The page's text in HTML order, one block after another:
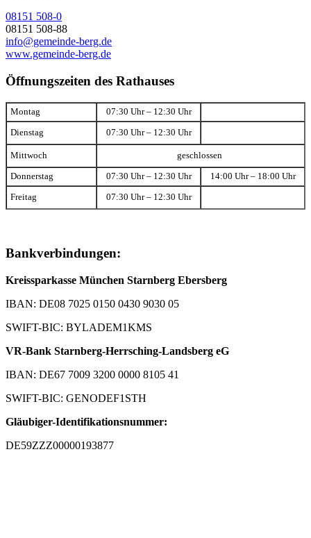
08151 508-0
08151 508-88
info@gemeinde-berg.de
www.gemeinde-berg.de
Öffnungszeiten des Rathauses
Montag 07:30 Uhr – 12:30 Uhr
Dienstag 07:30 Uhr – 12:30 Uhr
Mittwoch geschlossen
Donnerstag 07:30 Uhr – 12:30 Uhr 14:00 Uhr – 18:00 Uhr
Freitag 07:30 Uhr – 12:30 Uhr
Bankverbindungen:
Kreissparkasse München Starnberg Ebersberg
IBAN: DE08 7025 0150 0430 9030 05
SWIFT-BIC: BYLADEM1KMS
VR-Bank Starnberg-Herrsching-Landsberg eG
IBAN: DE67 7009 3200 0000 8105 41
SWIFT-BIC: GENODEF1STH
Gläubiger-Identifikationsnummer:
DE59ZZZ00000193877